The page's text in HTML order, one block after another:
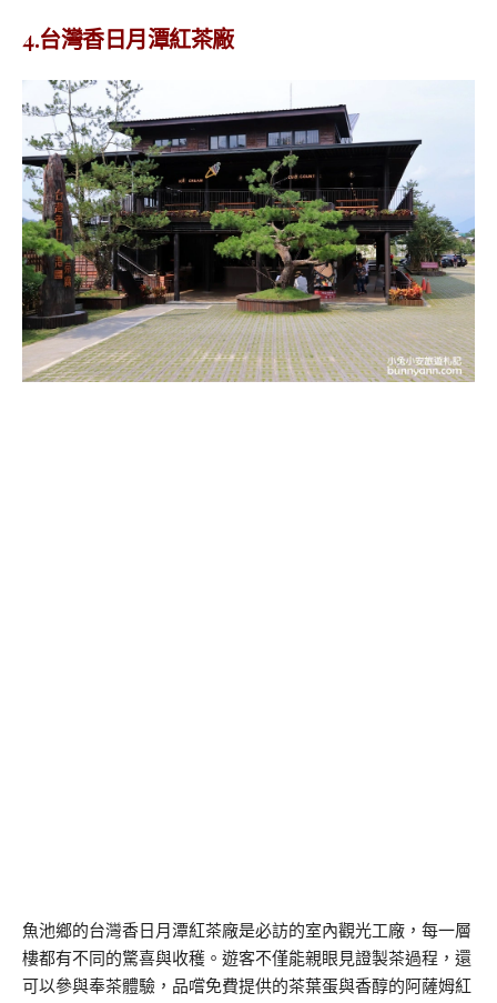
4.台灣香日月潭紅茶廠
魚池鄉的台灣香日月潭紅茶廠是必訪的室內觀光工廠，每一層
樓都有不同的驚喜與收穫。遊客不僅能親眼見證製茶過程，還
可以參與奉茶體驗，品嚐免費提供的茶葉蛋與香醇的阿薩姆紅